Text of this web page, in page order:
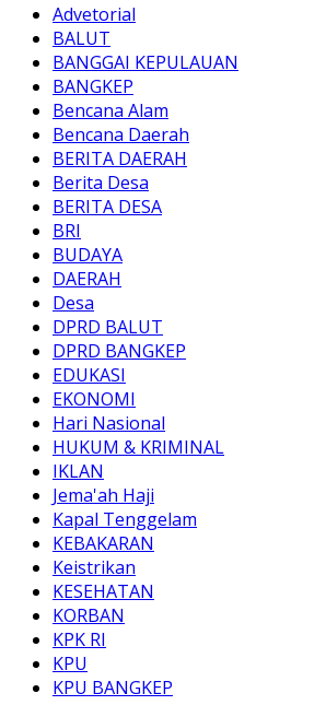
Advetorial
BALUT
BANGGAI KEPULAUAN
BANGKEP
Bencana Alam
Bencana Daerah
BERITA DAERAH
Berita Desa
BERITA DESA
BRI
BUDAYA
DAERAH
Desa
DPRD BALUT
DPRD BANGKEP
EDUKASI
EKONOMI
Hari Nasional
HUKUM & KRIMINAL
IKLAN
Jema'ah Haji
Kapal Tenggelam
KEBAKARAN
Keistrikan
KESEHATAN
KORBAN
KPK RI
KPU
KPU BANGKEP